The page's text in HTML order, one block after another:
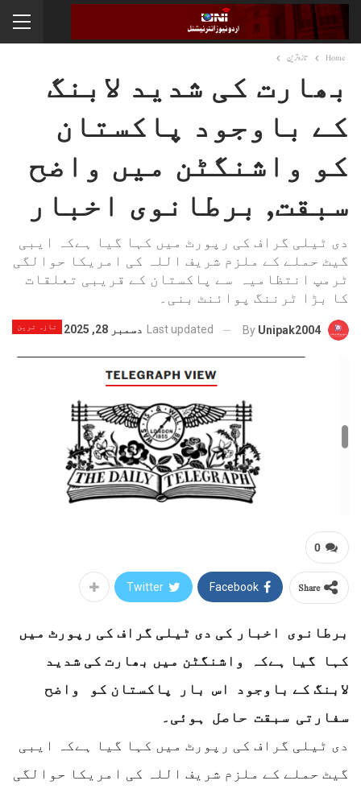
Home تازہ ترین
بھارت کی شدید لابنگ
کے باوجود پاکستان
کو واشنگٹن میں واضح
سبقت, برطانوی اخبار
دی ٹیلی گراف کی رپورٹ میں کہا گیا ہےکہ ایبی
گیٹ حملے کے ملزم شریف اللہ کی امریکا حوالگی
ٹرمپ انتظامیہ سے پاکستان کے قریبی تعلقات
کا بڑا ٹرننگ پوائنٹ بنی۔
تازہ ترین By Unipak2004
Last updated دسمبر 28, 2025
0
Share
Facebook
Twitter
برطانوی اخبار کی دی ٹیلی گراف کی رپورٹ میں
کہا گیا ہےکہ واشنگٹن میں بھارت کی شدید
لابنگ کے باوجود اس بار پاکستان کو واضح
سفارتی سبقت حاصل ہوئی۔
دی ٹیلی گراف کی رپورٹ میں کہا گیا ہےکہ ایبی
گیٹ حملے کے ملزم شریف اللہ کی امریکا حوالگی